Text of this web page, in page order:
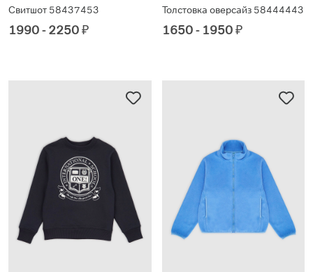
Свитшот 58437453
1990 - 2250₽
Толстовка оверсайз 58444443
1650 - 1950₽